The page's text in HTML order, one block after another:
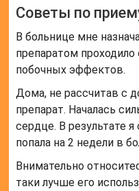
Советы по
В больнице мне
препаратом
побочных эффектов.
Дома, не рассчитав с
препарат. Началась
сердце. В результате
попала на 2 недели в
Внимательно
таки лучше его